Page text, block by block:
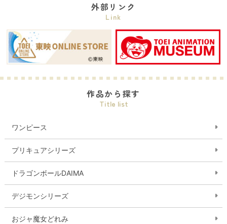
外部リンク
Link
作品から探す
Title list
ワンピース
プリキュアシリーズ
ドラゴンボールDAIMA
デジモンシリーズ
おジャ魔女どれみ